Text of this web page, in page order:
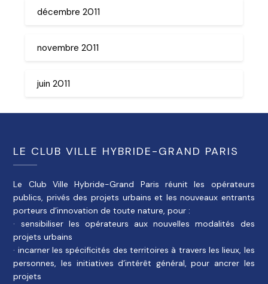
décembre 2011
novembre 2011
juin 2011
LE CLUB VILLE HYBRIDE-GRAND PARIS
Le Club Ville Hybride-Grand Paris réunit les opérateurs
publics, privés des projets urbains et les nouveaux entrants
porteurs d’innovation de toute nature, pour :
· sensibiliser les opérateurs aux nouvelles modalités des
projets urbains
· incarner les spécificités des territoires à travers les lieux, les
personnes, les initiatives d’intérêt général, pour ancrer les
projets